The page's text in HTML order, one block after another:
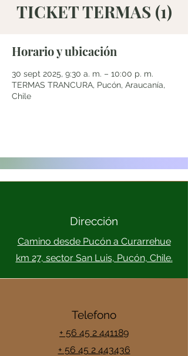
TICKET TERMAS (1)
Horario y ubicación
30 sept 2025, 9:30 a. m. – 10:00 p. m.
TERMAS TRANCURA, Pucón, Araucanía,
Chile
Dirección
Camino desde Pucón a Curarrehue
km 27, sector San Luis, Pucón, Chile.
Telefono
+ 56 45 2 441189
+ 56 45 2 443436